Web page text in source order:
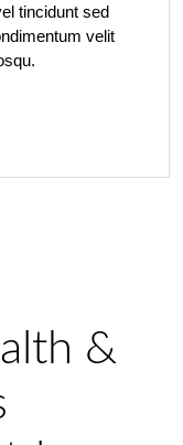
tincidunt sed
velit
&